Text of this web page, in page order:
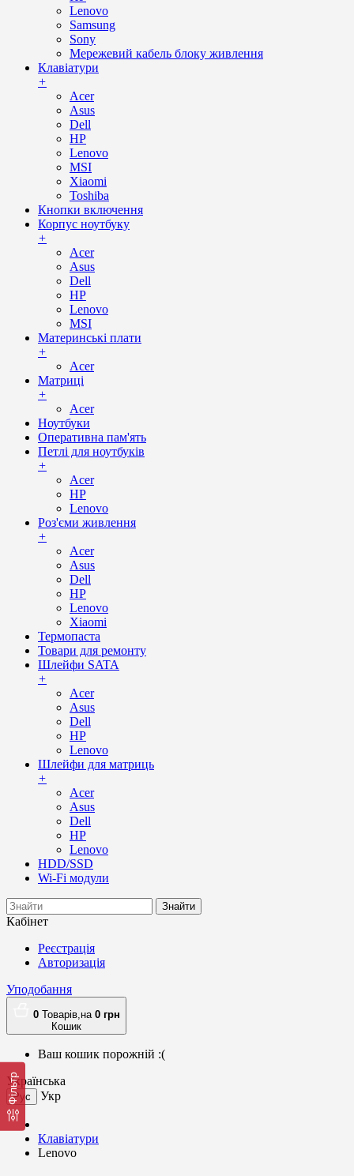
Lenovo
Samsung
Sony
Мережевий кабель блоку живлення
Клавіатури
+
Acer
Asus
Dell
HP
Lenovo
MSI
Xiaomi
Toshiba
Кнопки включення
Корпус ноутбуку
+
Acer
Asus
Dell
HP
Lenovo
MSI
Материнські плати
+
Acer
Матриці
+
Acer
Ноутбуки
Оперативна пам'ять
Петлі для ноутбуків
+
Acer
HP
Lenovo
Роз'єми живлення
+
Acer
Asus
Dell
HP
Lenovo
Xiaomi
Термопаста
Товари для ремонту
Шлейфи SATA
+
Acer
Asus
Dell
HP
Lenovo
Шлейфи для матриць
+
Acer
Asus
Dell
HP
Lenovo
HDD/SSD
Wi-Fi модули
Знайти
Кабінет
Реєстрація
Авторизація
Уподобання
0 Товарів,на 0 грн
Кошик
Ваш кошик порожній :(
Українська
Рус Укр
Фільтр
Клавіатури
Lenovo